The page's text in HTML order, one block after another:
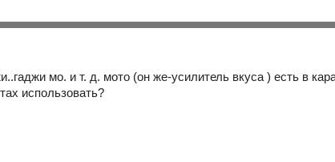
мо. и т. д. мото (он же-усилитель вкуса ) есть в
использовать?